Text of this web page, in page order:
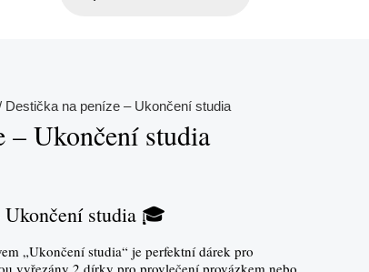
Destička na peníze – Ukončení studia
– Ukončení studia
studia 🎓
„Ukončení studia“ je perfektní dárek pro